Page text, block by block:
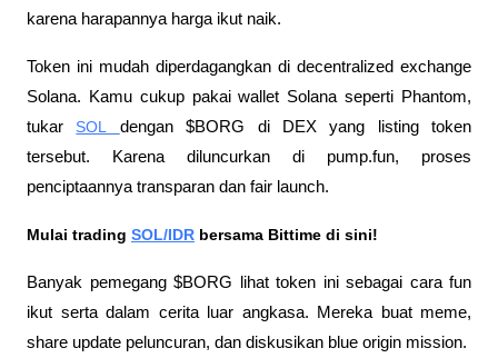
karena harapannya harga ikut naik.
Token ini mudah diperdagangkan di decentralized exchange
Solana. Kamu cukup pakai wallet Solana seperti Phantom,
tukar SOL dengan $BORG di DEX yang listing token
tersebut. Karena diluncurkan di pump.fun, proses
penciptaannya transparan dan fair launch.
Mulai trading SOL/IDR bersama Bittime di sini!
Banyak pemegang $BORG lihat token ini sebagai cara fun
ikut serta dalam cerita luar angkasa. Mereka buat meme,
share update peluncuran, dan diskusikan blue origin mission.